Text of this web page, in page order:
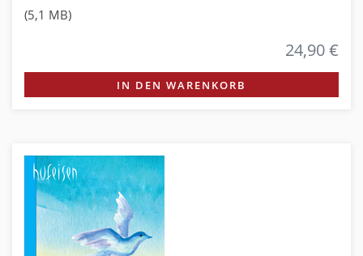
(5,1 MB)
24,90 €
IN DEN WARENKORB